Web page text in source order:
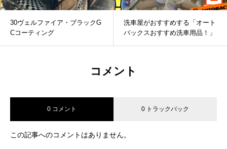
30ヴェルファイア・ブラックG
Cコーティング
洗車屋がおすすめする「オート
バックスおすすめ洗車用品！」
コメント
0 コメント 0 トラックバック
この記事へのコメントはありません。